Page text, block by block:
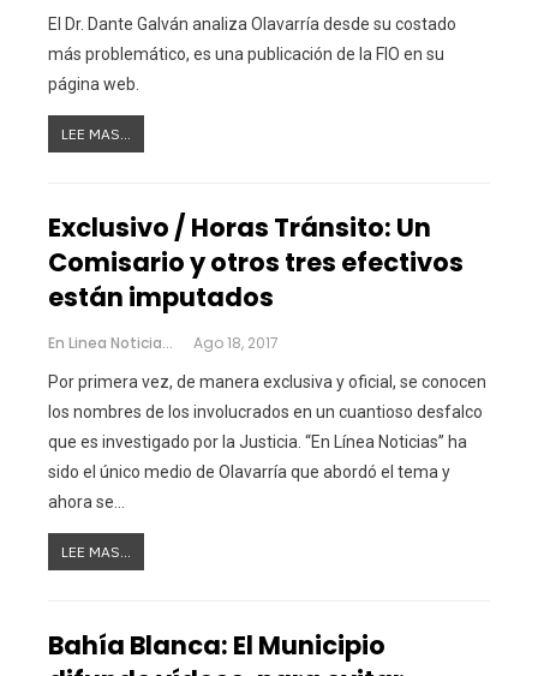
El Dr. Dante Galván analiza Olavarría desde su costado
más problemático, es una publicación de la FIO en su
página web.
LEE MAS...
Exclusivo / Horas Tránsito: Un
Comisario y otros tres efectivos
están imputados
En Linea Noticias Ago 18, 2017
Por primera vez, de manera exclusiva y oficial, se conocen
los nombres de los involucrados en un cuantioso desfalco
que es investigado por la Justicia. “En Línea Noticias” ha
sido el único medio de Olavarría que abordó el tema y
ahora se…
LEE MAS...
Bahía Blanca: El Municipio